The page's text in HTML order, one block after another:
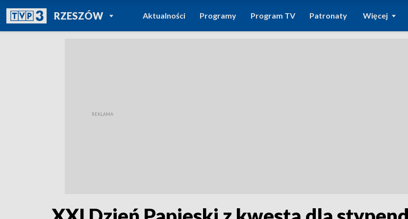
RZESZÓWPOWRÓT DO
TVP REGIONY
Aktualności Programy Program TV Patronaty Więcej